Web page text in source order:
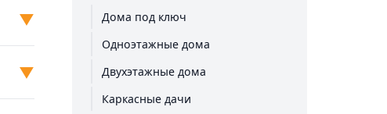
▼
▼
Дома под ключ
Одноэтажные дома
Двухэтажные дома
Каркасные дачи